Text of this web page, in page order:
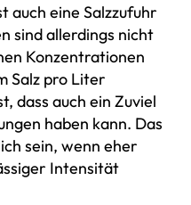
auch eine Salzzufuhr
sind allerdings nicht
Konzentrationen
Salz pro Liter
dass auch ein Zuviel
haben kann. Das
sein, wenn eher
Intensität